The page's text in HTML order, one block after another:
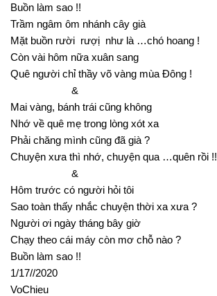
Buồn làm sao !!
Trầm ngâm ôm nhánh cây già
Mặt buồn rười rượị như là …chó hoang !
Còn vài hôm nữa xuân sang
Quê người chỉ thầy võ vàng mùa Đông !
&
Mai vàng, bánh trái cũng không
Nhớ về quê mẹ trong lòng xót xa
Phải chăng mình cũng đã già ?
Chuyện xưa thì nhớ, chuyện qua …quên rồi !!
&
Hôm trước có người hỏi tôi
Sao toàn thấy nhắc chuyện thời xa xưa ?
Người ơi ngày tháng bây giờ
Chạy theo cái máy còn mơ chỗ nào ?
Buồn làm sao !!
1/17//2020
VoChieu